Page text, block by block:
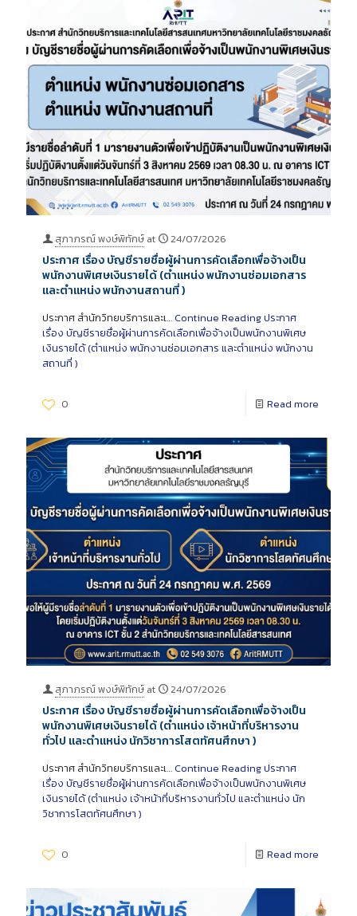
สุภาภรณ์ พงษ์พิทักษ์ at 24/07/2026
ประกาศ เรื่อง บัญชีรายชื่อผู้ผ่านการคัดเลือกเพื่อจ้างเป็น
พนักงานพิเศษเงินรายได้ (ตำแหน่ง พนักงานซ่อมเอกสาร
และตำแหน่ง พนักงานสถานที่ )
ประกาศ สำนักวิทยบริการและเ… Continue Readingประกาศ
เรื่อง บัญชีรายชื่อผู้ผ่านการคัดเลือกเพื่อจ้างเป็นพนักงานพิเศษ
เงินรายได้ (ตำแหน่ง พนักงานซ่อมเอกสาร และตำแหน่ง พนักงาน
สถานที่ )
0 Read more
สุภาภรณ์ พงษ์พิทักษ์ at 24/07/2026
ประกาศ เรื่อง บัญชีรายชื่อผู้ผ่านการคัดเลือกเพื่อจ้างเป็น
พนักงานพิเศษเงินรายได้ (ตำแหน่ง เจ้าหน้าที่บริหารงาน
ทั่วไป และตำแหน่ง นักวิชาการโสตทัศนศึกษา )
ประกาศ สำนักวิทยบริการและเ… Continue Readingประกาศ
เรื่อง บัญชีรายชื่อผู้ผ่านการคัดเลือกเพื่อจ้างเป็นพนักงานพิเศษ
เงินรายได้ (ตำแหน่ง เจ้าหน้าที่บริหารงานทั่วไป และตำแหน่ง นัก
วิชาการโสตทัศนศึกษา )
0 Read more